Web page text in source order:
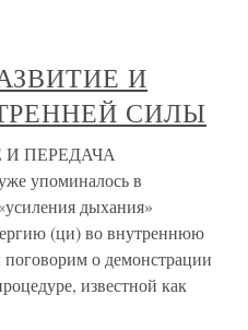
И
СИЛЫ
И ПЕРЕДАЧА
упоминалось в
дыхания»
(ци) во внутреннюю
о демонстрации
известной как